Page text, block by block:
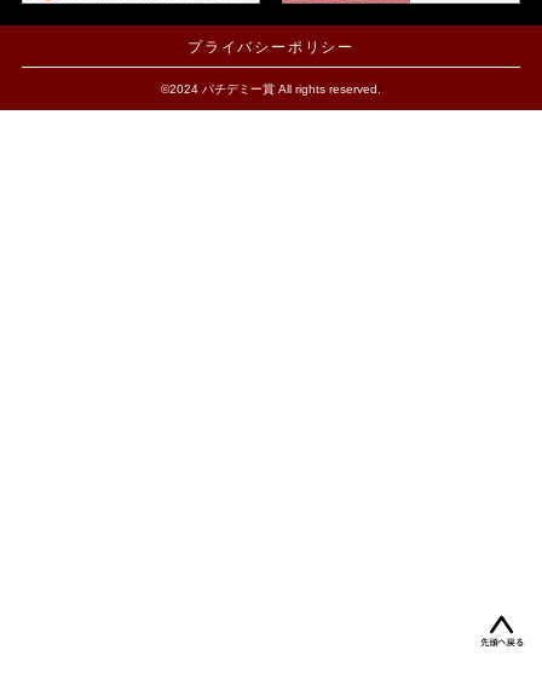
プライバシーポリシー
©2024 パチデミー賞 All rights reserved.